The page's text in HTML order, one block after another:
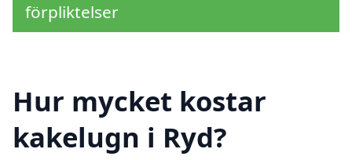
förpliktelser
Hur mycket kostar
kakelugn i Ryd?